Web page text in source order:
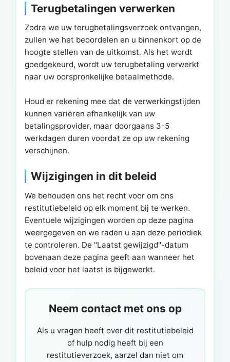
Terugbetalingen verwerken
Zodra we uw terugbetalingsverzoek ontvangen,
zullen we het beoordelen en u binnenkort op de
hoogte stellen van de uitkomst. Als het wordt
goedgekeurd, wordt uw terugbetaling verwerkt
naar uw oorspronkelijke betaalmethode.
Houd er rekening mee dat de verwerkingstijden
kunnen variëren afhankelijk van uw
betalingsprovider, maar doorgaans 3-5
werkdagen duren voordat ze op uw rekening
verschijnen.
Wijzigingen in dit beleid
We behouden ons het recht voor om ons
restitutiebeleid op elk moment bij te werken.
Eventuele wijzigingen worden op deze pagina
weergegeven en we raden u aan deze periodiek
te controleren. De "Laatst gewijzigd"-datum
bovenaan deze pagina geeft aan wanneer het
beleid voor het laatst is bijgewerkt.
Neem contact met ons op
Als u vragen heeft over dit restitutiebeleid
of hulp nodig heeft bij een
restitutieverzoek, aarzel dan niet om